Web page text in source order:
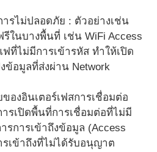
ารไม่ปลอดภัย : ตัวอย่างเช่น
รีในบางพื้นที่ เช่น WiFi Access
ที่ไม่มีการเข้ารหัส ทำให้เปิด
ข้อมูลที่ส่งผ่าน Network
องอินเตอร์เฟสการเชื่อมต่อ
ารเปิดพื้นที่การเชื่อมต่อที่ไม่มี
รการเข้าถึงข้อมูล (Access
รเข้าถึงที่ไม่ได้รับอนุญาต